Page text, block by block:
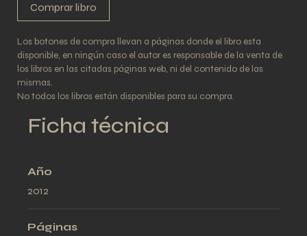
Comprar libro
Los botones de compra llevan a páginas donde el libro esta
disponible, en ningún caso el autor es responsable de la venta de
los libros en las citadas páginas web, ni del contenido de las
mismas.
No todos los libros están disponibles para su compra.
Ficha técnica
Año
2012
Páginas